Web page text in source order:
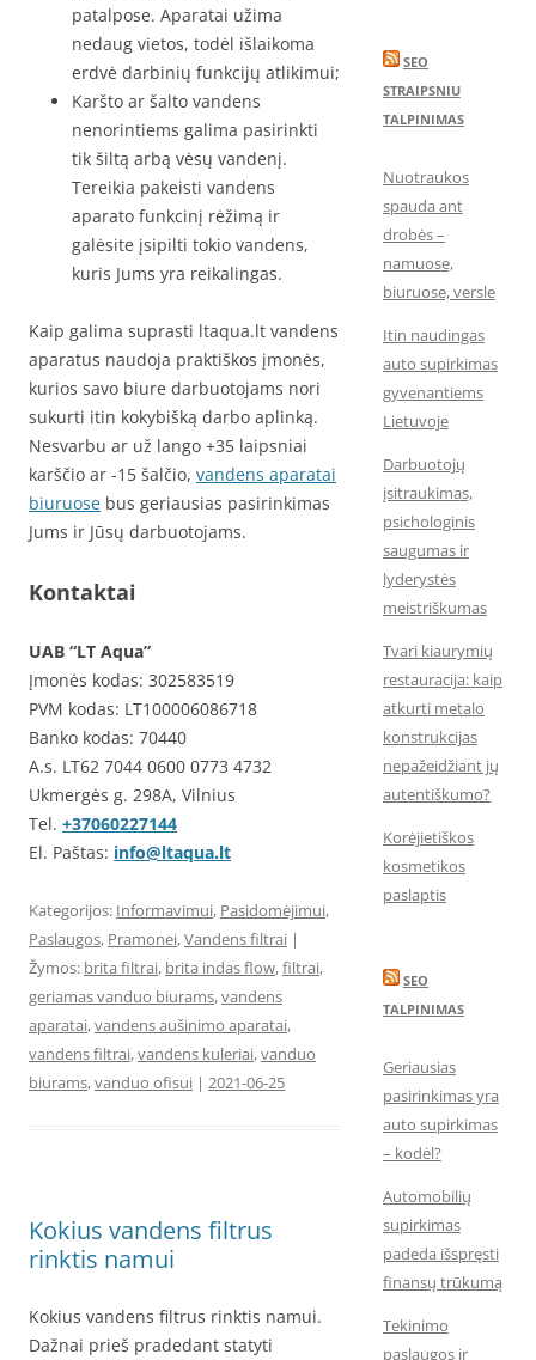
patalpose. Aparatai užima
nedaug vietos, todėl išlaikoma
erdvė darbinių funkcijų atlikimui;
Karšto ar šalto vandens
nenorintiems galima pasirinkti
tik šiltą arbą vėsų vandenį.
Tereikia pakeisti vandens
aparato funkcinį rėžimą ir
galėsite įsipilti tokio vandens,
kuris Jums yra reikalingas.
Kaip galima suprasti ltaqua.lt vandens
aparatus naudoja praktiškos įmonės,
kurios savo biure darbuotojams nori
sukurti itin kokybišką darbo aplinką.
Nesvarbu ar už lango +35 laipsniai
karščio ar -15 šalčio, vandens aparatai
biuruose bus geriausias pasirinkimas
Jums ir Jūsų darbuotojams.
Kontaktai
UAB “LT Aqua”
Įmonės kodas: 302583519
PVM kodas: LT100006086718
Banko kodas: 70440
A.s. LT62 7044 0600 0773 4732
Ukmergės g. 298A, Vilnius
Tel. +37060227144
El. Paštas: info@ltaqua.lt
Kategorijos: Informavimui, Pasidomėjimui,
Paslaugos, Pramonei,Vandens filtrai |
Žymos: brita filtrai, brita indas flow,filtrai,
geriamas vanduo biurams,vandens
aparatai,vandens aušinimo aparatai,
vandens filtrai,vandens kuleriai,vanduo
biurams,vanduo ofisui | 2021-06-25
Kokius vandens filtrus
rinktis namui
Kokius vandens filtrus rinktis namui.
Dažnai prieš pradedant statyti
SEO
STRAIPSNIU
TALPINIMAS
Nuotraukos
spauda ant
drobės –
namuose,
biuruose, versle
Itin naudingas
auto supirkimas
gyvenantiems
Lietuvoje
Darbuotojų
įsitraukimas,
psichologinis
saugumas ir
lyderystės
meistriškumas
Tvari kiaurymių
restauracija: kaip
atkurti metalo
konstrukcijas
nepažeidžiant jų
autentiškumo?
Korėjietiškos
kosmetikos
paslaptis
SEO
TALPINIMAS
Geriausias
pasirinkimas yra
auto supirkimas
– kodėl?
Automobilių
supirkimas
padeda išspręsti
finansų trūkumą
Tekinimo
paslaugos ir